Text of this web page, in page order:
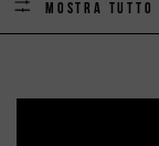
Mostra tutto